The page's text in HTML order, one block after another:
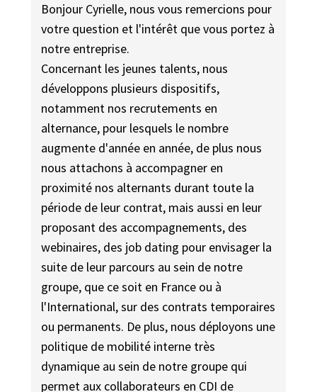
Bonjour Cyrielle, nous vous remercions pour
votre question et l'intérêt que vous portez à
notre entreprise.
Concernant les jeunes talents, nous
développons plusieurs dispositifs,
notamment nos recrutements en
alternance, pour lesquels le nombre
augmente d'année en année, de plus nous
nous attachons à accompagner en
proximité nos alternants durant toute la
période de leur contrat, mais aussi en leur
proposant des accompagnements, des
webinaires, des job dating pour envisager la
suite de leur parcours au sein de notre
groupe, que ce soit en France ou à
l'International, sur des contrats temporaires
ou permanents. De plus, nous déployons une
politique de mobilité interne très
dynamique au sein de notre groupe qui
permet aux collaborateurs en CDI de